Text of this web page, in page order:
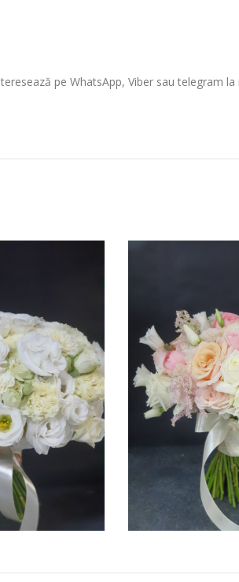
pe WhatsApp, Viber sau telegram